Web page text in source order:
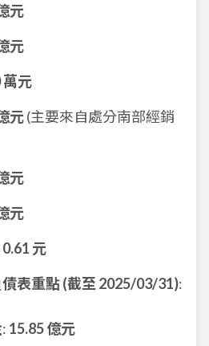
元
元
萬元
元(主要來自處分南部經銷
元
元
0.61 元
表重點 (截至 2025/03/31):
: 15.85 億元